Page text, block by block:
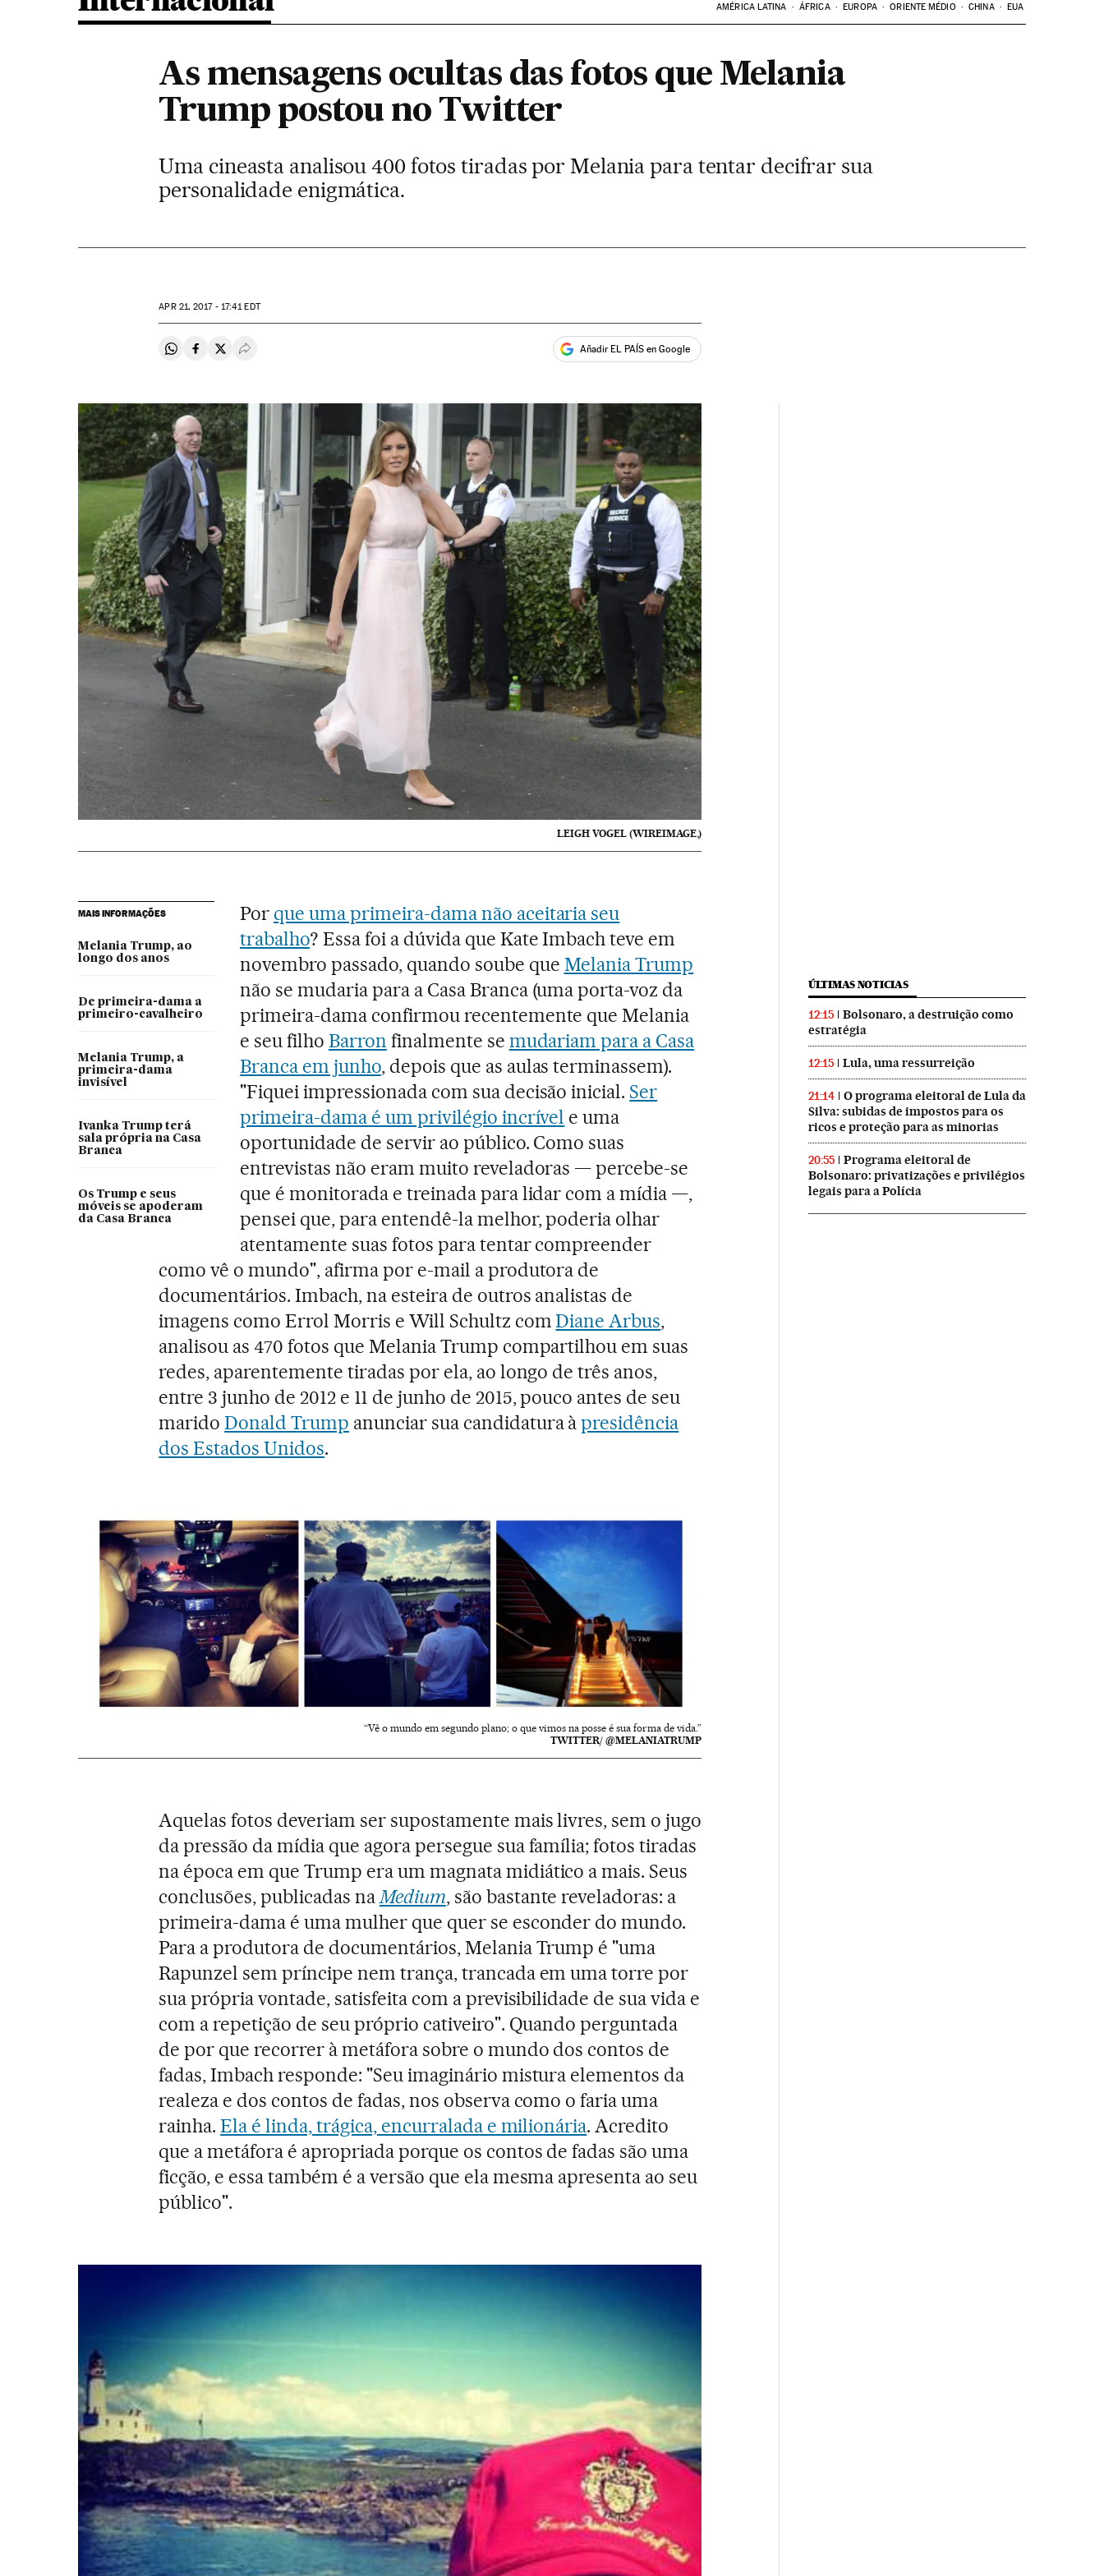
AMÉRICA LATINA ÁFRICA EUROPA ORIENTE MÉDIO CHINA EUA
As mensagens ocultas das fotos que Melania
Trump postou no Twitter
Uma cineasta analisou 400 fotos tiradas por Melania para tentar decifrar sua
personalidade enigmática.
APR21, 2017 - 17:41EDT
Compartir en Whatsapp
Compartir en Facebook
Compartir en Twitter
Desplegar Redes Sociales Añadir EL PAÍS en Google
LEIGH VOGEL (WIREIMAGE,)
MAIS INFORMAÇÕES
Melania Trump, ao
longo dos anos
De primeira-dama a
primeiro-cavalheiro
Melania Trump, a
primeira-dama
invisível
Ivanka Trump terá
sala própria na Casa
Branca
Os Trump e seus
móveis se apoderam
da Casa Branca
Por que uma primeira-dama não aceitaria seu
trabalho? Essa foi a dúvida que Kate Imbach teve em
novembro passado, quando soube que Melania Trump
não se mudaria para a Casa Branca (uma porta-voz da
primeira-dama confirmou recentemente que Melania
e seu filho Barron finalmente se mudariam para a Casa
Branca em junho, depois que as aulas terminassem).
"Fiquei impressionada com sua decisão inicial. Ser
primeira-dama é um privilégio incrível e uma
oportunidade de servir ao público. Como suas
entrevistas não eram muito reveladoras — percebe-se
que é monitorada e treinada para lidar com a mídia —,
pensei que, para entendê-la melhor, poderia olhar
atentamente suas fotos para tentar compreender
como vê o mundo", afirma por e-mail a produtora de
documentários. Imbach, na esteira de outros analistas de
imagens como Errol Morris e Will Schultz comDiane Arbus,
analisou as 470 fotos que Melania Trump compartilhou em suas
redes, aparentemente tiradas por ela, ao longo de três anos,
entre 3 junho de 2012 e 11 de junho de 2015, pouco antes de seu
maridoDonald Trump anunciar sua candidatura àpresidência
dos Estados Unidos.
“Vê o mundo em segundo plano; o que vimos na posse é sua forma de vida.”
TWITTER/ @MELANIATRUMP
Aquelas fotos deveriam ser supostamente mais livres, sem o jugo
da pressão da mídia que agora persegue sua família; fotos tiradas
na época em que Trump era um magnata midiático a mais. Seus
conclusões, publicadas naMedium, são bastante reveladoras: a
primeira-dama é uma mulher que quer se esconder do mundo.
Para a produtora de documentários, Melania Trump é "uma
Rapunzel sem príncipe nem trança, trancada em uma torre por
sua própria vontade, satisfeita com a previsibilidade de sua vida e
com a repetição de seu próprio cativeiro". Quando perguntada
de por que recorrer à metáfora sobre o mundo dos contos de
fadas, Imbach responde: "Seu imaginário mistura elementos da
realeza e dos contos de fadas, nos observa como o faria uma
rainha.Ela é linda, trágica, encurralada e milionária. Acredito
que a metáfora é apropriada porque os contos de fadas são uma
ficção, e essa também é a versão que ela mesma apresenta ao seu
público".
ÚLTIMAS NOTICIAS
12:15
Bolsonaro, a destruição como
estratégia
12:15 Lula, uma ressurreição
21:14
O programa eleitoral de Lula da
Silva: subidas de impostos para os
ricos e proteção para as minorias
20:55
Programa eleitoral de
Bolsonaro: privatizações e privilégios
legais para a Polícia